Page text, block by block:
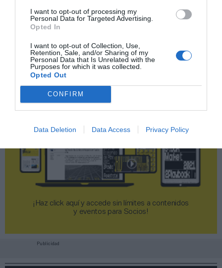
I want to opt-out of processing my
Personal Data for Targeted Advertising.
Opted In
I want to opt-out of Collection, Use,
Retention, Sale, and/or Sharing of my
Personal Data that Is Unrelated with the
Purposes for which it was collected.
Opted Out
CONFIRM
Data Deletion Data Access Privacy Policy
¡Haz click aquí y accede sin límites a contenidos
y eventos para Socios!​​​​​​​
Publicidad